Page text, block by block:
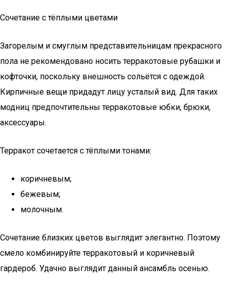
Сочетание с тёплыми цветами
Загорелым и смуглым представительницам прекрасного
пола не рекомендовано носить терракотовые рубашки и
кофточки, поскольку внешность сольётся с одеждой.
Кирпичные вещи придадут лицу усталый вид. Для таких
модниц предпочтительны терракотовые юбки, брюки,
аксессуары.
Терракот сочетается с тёплыми тонами:
коричневым;
бежевым;
молочным.
Сочетание близких цветов выглядит элегантно. Поэтому
смело комбинируйте терракотовый и коричневый
гардероб. Удачно выглядит данный ансамбль осенью.